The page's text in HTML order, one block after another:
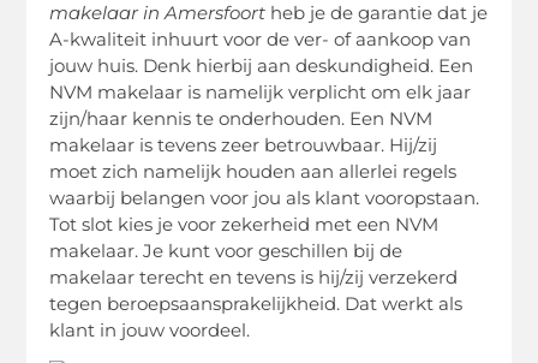
makelaar in Amersfoort heb je de garantie dat je
A-kwaliteit inhuurt voor de ver- of aankoop van
jouw huis. Denk hierbij aan deskundigheid. Een
NVM makelaar is namelijk verplicht om elk jaar
zijn/haar kennis te onderhouden. Een NVM
makelaar is tevens zeer betrouwbaar. Hij/zij
moet zich namelijk houden aan allerlei regels
waarbij belangen voor jou als klant vooropstaan.
Tot slot kies je voor zekerheid met een NVM
makelaar. Je kunt voor geschillen bij de
makelaar terecht en tevens is hij/zij verzekerd
tegen beroepsaansprakelijkheid. Dat werkt als
klant in jouw voordeel.